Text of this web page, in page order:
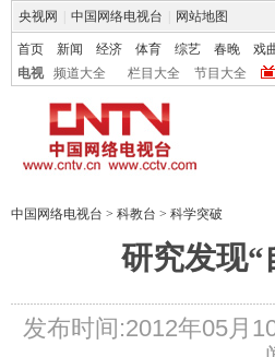
央视网 中国网络电视台 网站地图
首页 新闻 经济 体育 综艺 春晚 戏
电视
频道大全 栏目大全 节目大全
中国网络电视台 > 科教台 > 科学突破
研究发现“
发布时间:2012年05月